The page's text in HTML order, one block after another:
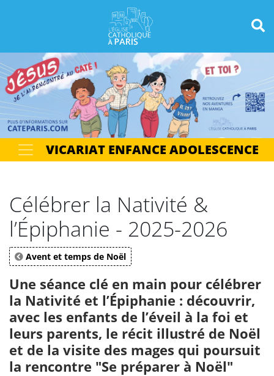
Votre recherche OK
VICARIAT ENFANCE ADOLESCENCE
Célébrer la Nativité &
l’Épiphanie - 2025-2026
Avent et temps de Noël
Une séance clé en main pour célébrer
la Nativité et l’Épiphanie : découvrir,
avec les enfants de l’éveil à la foi et
leurs parents, le récit illustré de Noël
et de la visite des mages qui poursuit
la rencontre "Se préparer à Noël"
Panneau de gestion des cookies